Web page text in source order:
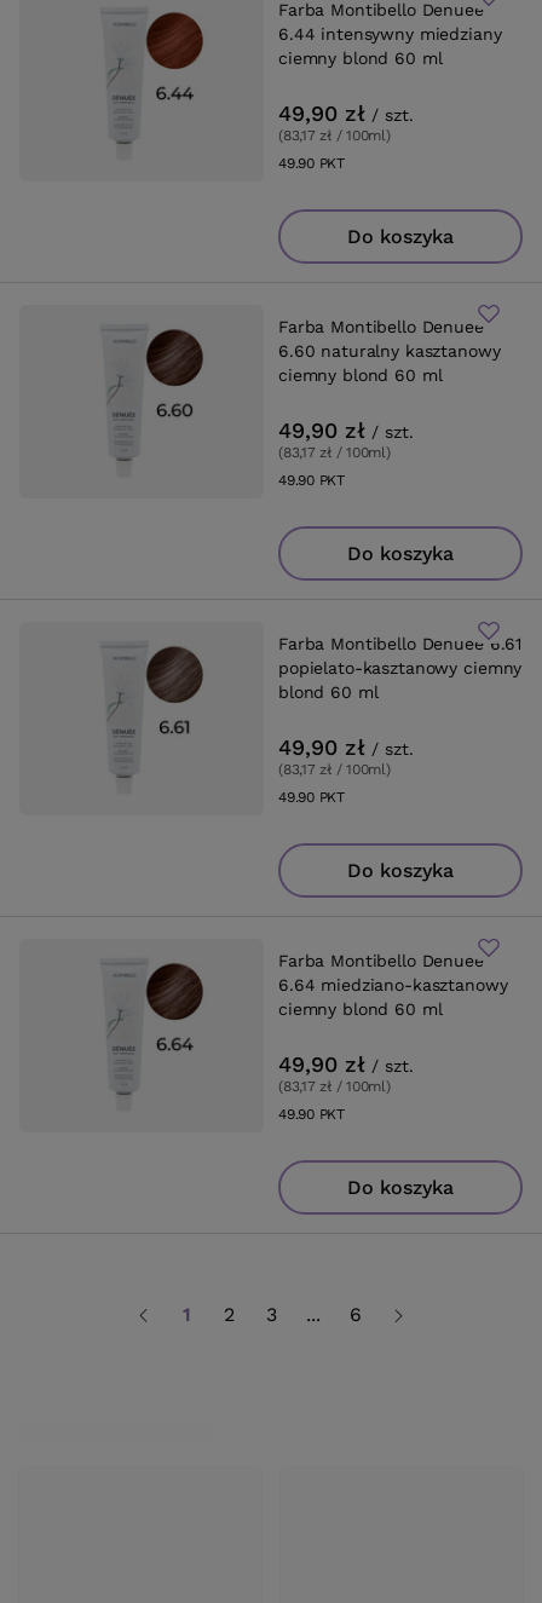
Farba Montibello Denuee
6.44 intensywny miedziany
ciemny blond 60 ml
49,90 zł / szt.
(83,17 zł / 100ml)
49.90PKTpunktów
Do koszyka
Farba Montibello Denuee
6.60 naturalny kasztanowy
ciemny blond 60 ml
49,90 zł / szt.
(83,17 zł / 100ml)
49.90PKTpunktów
Do koszyka
Farba Montibello Denuee 6.61
popielato-kasztanowy ciemny
blond 60 ml
49,90 zł / szt.
(83,17 zł / 100ml)
49.90PKTpunktów
Do koszyka
Farba Montibello Denuee
6.64 miedziano-kasztanowy
ciemny blond 60 ml
49,90 zł / szt.
(83,17 zł / 100ml)
49.90PKTpunktów
Do koszyka
1 2 3 ... 6